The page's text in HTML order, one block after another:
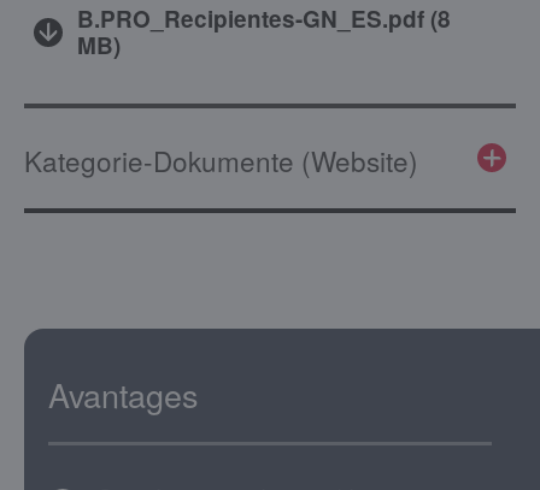
B.PRO_Recipientes-GN_ES.pdf(8
MB)
Kategorie-Dokumente (Website)
Avantages